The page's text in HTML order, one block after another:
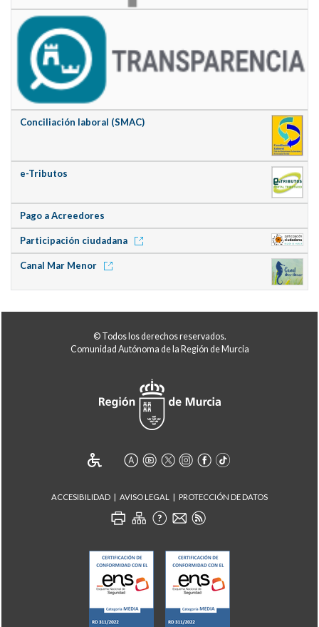
Conciliación laboral (SMAC)
e-Tributos
Pago a Acreedores
Participación ciudadana
Canal Mar Menor
© Todos los derechos reservados.
Comunidad Autónoma de la Región de Murcia
ACCESIBILIDAD AVISO LEGAL PROTECCIÓN DE DATOS